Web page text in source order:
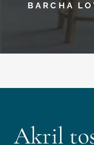
BARCHA
Akril